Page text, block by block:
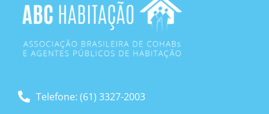
Telefone: (61) 3327-2003